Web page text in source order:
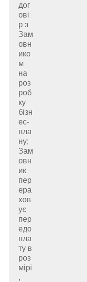
дог
ові
р з
Зам
овн
ико
м
на
роз
роб
ку
бізн
ес-
пла
ну;
Зам
овн
ик
пер
ера
хов
ує
пер
едо
пла
ту в
роз
мірі
,